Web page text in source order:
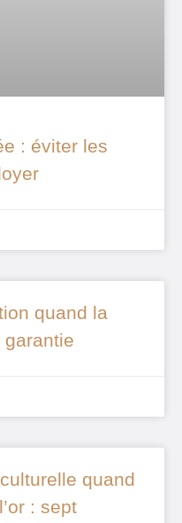
: éviter les
quand la
garantie
quand
: sept